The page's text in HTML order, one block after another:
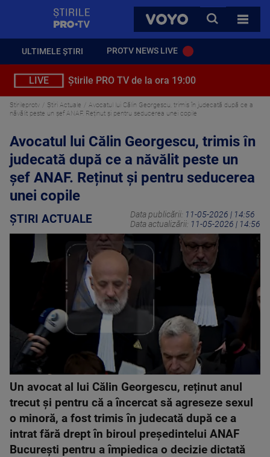
VOYO
CAUTA
TOATE
ULTIMELE ȘTIRI PROTV NEWS LIVE
LIVE Știrile PRO TV de la ora 19:00
Stirileprotv Știri Actuale
Avocatul lui Călin Georgescu, trimis în judecată după ce a
năvălit peste un șef ANAF. Reținut și pentru seducerea unei copile
Avocatul lui Călin Georgescu, trimis în
judecată după ce a năvălit peste un
șef ANAF. Reținut și pentru seducerea
unei copile
ȘTIRI ACTUALE Data publicării: 11-05-2026 | 14:56
Data actualizării: 11-05-2026 | 14:56
Un avocat al lui Călin Georgescu, reținut anul
trecut și pentru că a încercat să agreseze sexul
o minoră, a fost trimis în judecată după ce a
intrat fără drept în biroul președintelui ANAF
București pentru a împiedica o decizie dictată